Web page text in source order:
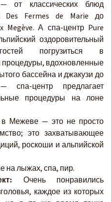
классических блюд
Des Fermes de Marie до
А спа-центр Pure
оздоровительный
погрузиться в
вдохновленные
бассейна и джакузи до
центр предлагает
процедуры на лоне
в Межеве — это не просто
это захватывающее
роскоши и альпийской
на лыжах, спа, пир.
Очень понравились
каждое из которых